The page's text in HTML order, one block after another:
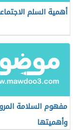
أهمية السلم
مفهوم السلامة
وأهميتها